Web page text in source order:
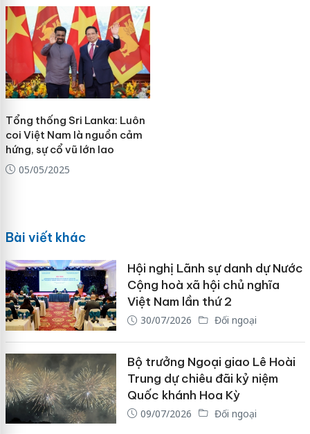
Tổng thống Sri Lanka: Luôn
coi Việt Nam là nguồn cảm
hứng, sự cổ vũ lớn lao
05/05/2025
Bài viết khác
Hội nghị Lãnh sự danh dự Nước
Cộng hoà xã hội chủ nghĩa
Việt Nam lần thứ 2
30/07/2026 Đối ngoại
Bộ trưởng Ngoại giao Lê Hoài
Trung dự chiêu đãi kỷ niệm
Quốc khánh Hoa Kỳ
09/07/2026 Đối ngoại